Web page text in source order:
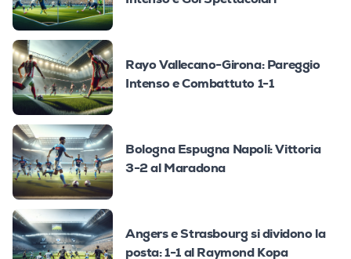
Rayo Vallecano-Girona: Pareggio
Intenso e Combattuto 1-1
Bologna Espugna Napoli: Vittoria
3-2 al Maradona
Angers e Strasbourg si dividono la
posta: 1-1 al Raymond Kopa